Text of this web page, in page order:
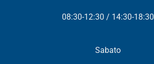
08:30-12:30 / 14:30-18:30
Sabato